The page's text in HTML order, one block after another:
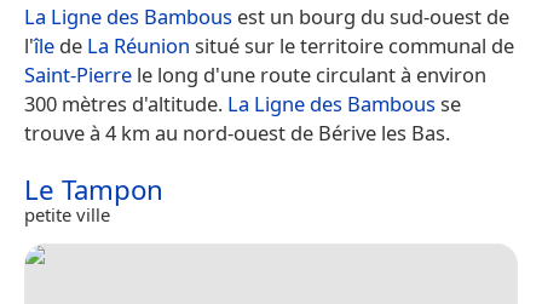
La Ligne des Bambous est un bourg du sud-ouest de
l'île de La Réunion situé sur le territoire communal de
Saint-Pierre le long d'une route circulant à environ
300 mètres d'altitude. La Ligne des Bambousse
trouve à 4 km au nord-ouest de Bérive les Bas.
Le Tampon
petite ville